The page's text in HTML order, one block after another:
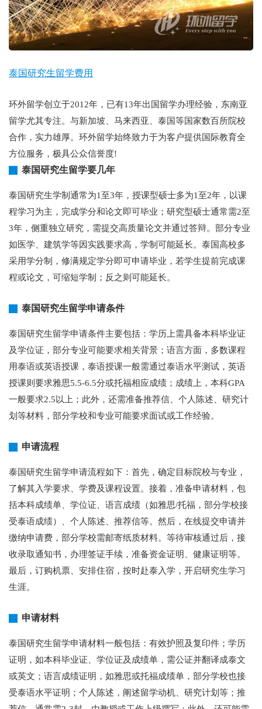
泰国研究生留学费用
环外留学创立于2012年，已有13年出国留学办理经验，东南亚
留学尤其专注。与新加坡、马来西亚、泰国等国家数百所院校
合作，实力雄厚。环外留学始终致力于为客户提供国际教育全
方位服务，极具公众信誉度!
泰国研究生留学要几年
泰国研究生学制通常为1至3年，授课型硕士多为1至2年，以课
程学习为主，完成学分和论文即可毕业；研究型硕士通常需2至
3年，侧重独立研究，需提交高质量论文并通过答辩。部分专业
如医学、建筑学等因实践要求高，学制可能延长。泰国高校多
采用学分制，修满规定学分即可申请毕业，若学生提前完成课
程或论文，可缩短学制；反之则可能延长。
泰国研究生留学申请条件
泰国研究生留学申请条件主要包括：学历上需具备本科毕业证
及学位证，部分专业可能要求相关背景；语言方面，多数课程
用泰语或英语授课，泰语授课一般需通过泰语水平测试，英语
授课则要求雅思5.5-6.5分或托福相应成绩；成绩上，本科GPA
一般要求2.5以上；此外，还需准备推荐信、个人陈述、研究计
划等材料，部分学校和专业可能要求面试或工作经验。
申请流程
泰国研究生留学申请流程如下：首先，确定目标院校与专业，
了解其入学要求、学费及课程设置。接着，准备申请材料，包
括本科成绩单、学位证、语言成绩（如雅思/托福，部分学校接
受泰语成绩）、个人陈述、推荐信等。然后，在线提交申请并
缴纳申请费，部分学校需邮寄纸质材料。等待审核通过后，接
收录取通知书，办理签证手续，准备资金证明、健康证明等。
最后，订购机票、安排住宿，按时赴泰入学，开启研究生学习
生涯。
申请材料
泰国研究生留学申请材料一般包括：有效护照及复印件；学历
证明，如本科毕业证、学位证及成绩单，需公证并翻译成泰文
或英文；语言成绩证明，如雅思或托福成绩单，部分学校也接
受泰语水平证明；个人陈述，阐述留学动机、研究计划等；推